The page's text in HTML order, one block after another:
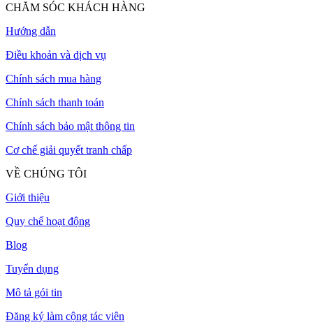
CHĂM SÓC KHÁCH HÀNG
Hướng dẫn
Điều khoản và dịch vụ
Chính sách mua hàng
Chính sách thanh toán
Chính sách bảo mật thông tin
Cơ chế giải quyết tranh chấp
VỀ CHÚNG TÔI
Giới thiệu
Quy chế hoạt động
Blog
Tuyển dụng
Mô tả gói tin
Đăng ký làm cộng tác viên